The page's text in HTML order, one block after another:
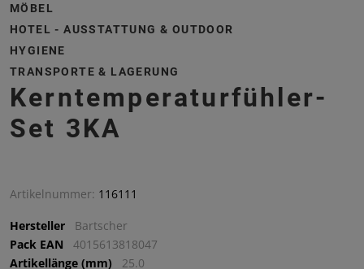
MÖBEL
HOTEL - AUSSTATTUNG & OUTDOOR
HYGIENE
TRANSPORTE & LAGERUNG
Kerntemperaturfühler-
Set 3KA
Artikelnummer: 116111
Hersteller
Bartscher
Pack EAN
4015613818047
Artikellänge (mm)
25.0